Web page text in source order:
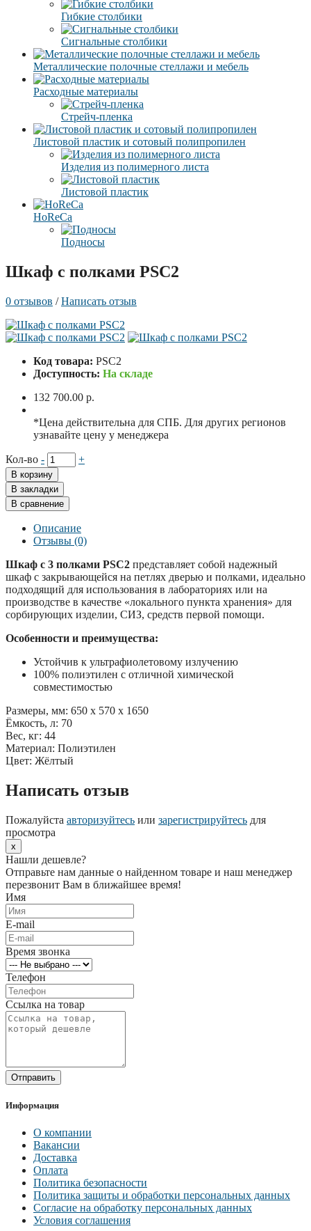
Гибкие столбики
Сигнальные столбики
Металлические полочные стеллажи и мебель
Расходные материалы
Стрейч-пленка
Листовой пластик и сотовый полипропилен
Изделия из полимерного листа
Листовой пластик
HoReCa
Подносы
Шкаф с полками PSC2
0 отзывов /Написать отзыв
Код товара: PSC2
Доступность: На складе
132 700.00 р.
*Цена действительна для СПБ. Для других регионов
узнавайте цену у менеджера
Кол-во - +
В корзину
В закладки
В сравнение
Описание
Отзывы (0)
Шкаф с 3 полками PSC2 представляет собой надежный
шкаф с закрывающейся на петлях дверью и полками, идеально
подходящий для использования в лабораториях или на
производстве в качестве «локального пункта хранения» для
сорбирующих изделии, СИЗ, средств первой помощи.
Особенности и преимущества:
Устойчив к ультрафиолетовому излучению
100% полиэтилен с отличной химической
совместимостью
Размеры, мм: 650 х 570 х 1650
Ёмкость, л: 70
Вес, кг: 44
Материал: Полиэтилен
Цвет: Жёлтый
Написать отзыв
Пожалуйста авторизуйтесь или зарегистрируйтесь для
просмотра
x
Нашли дешевле?
Отправьте нам данные о найденном товаре и наш менеджер
перезвонит Вам в ближайшее время!
Имя
E-mail
Время звонка
Телефон
Ссылка на товар
Отправить
Информация
О компании
Вакансии
Доставка
Оплата
Политика безопасности
Политика защиты и обработки персональных данных
Согласие на обработку персональных данных
Условия соглашения